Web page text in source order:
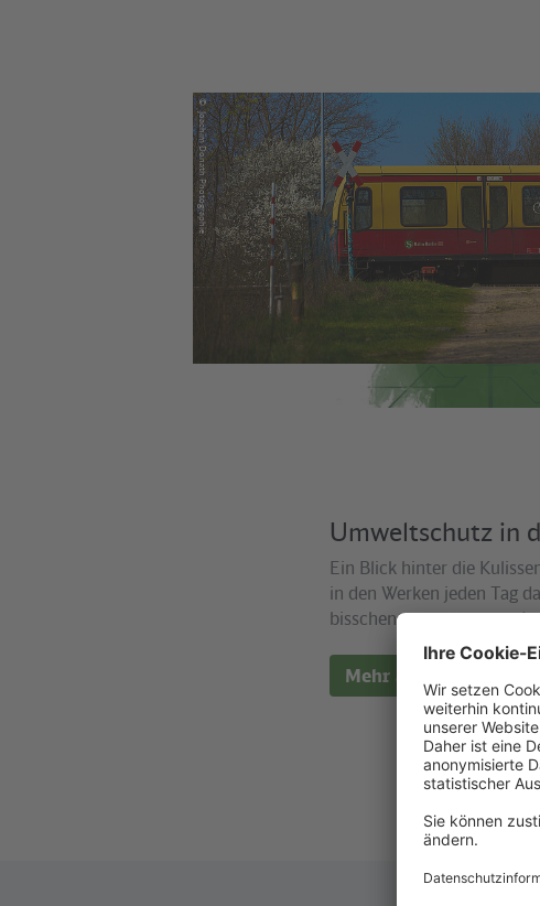
©
Joachim Donath Photographie
Umweltschutz in
Ein Blick hinter die
in den Werken jeden Tag
bisschen grüner“ zu
Mehr anzeigen